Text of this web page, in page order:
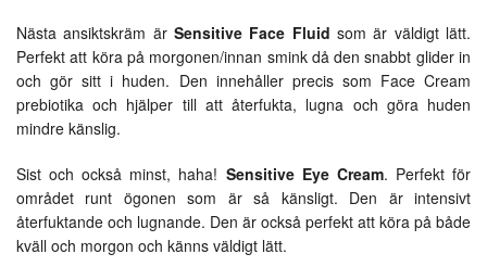
Nästa ansiktskräm är Sensitive Face Fluid som är väldigt lätt.
Perfekt att köra på morgonen/innan smink då den snabbt glider in
och gör sitt i huden. Den innehåller precis som Face Cream
prebiotika och hjälper till att återfukta, lugna och göra huden
mindre känslig.
Sist och också minst, haha! Sensitive Eye Cream. Perfekt för
området runt ögonen som är så känsligt. Den är intensivt
återfuktande och lugnande. Den är också perfekt att köra på både
kväll och morgon och känns väldigt lätt.